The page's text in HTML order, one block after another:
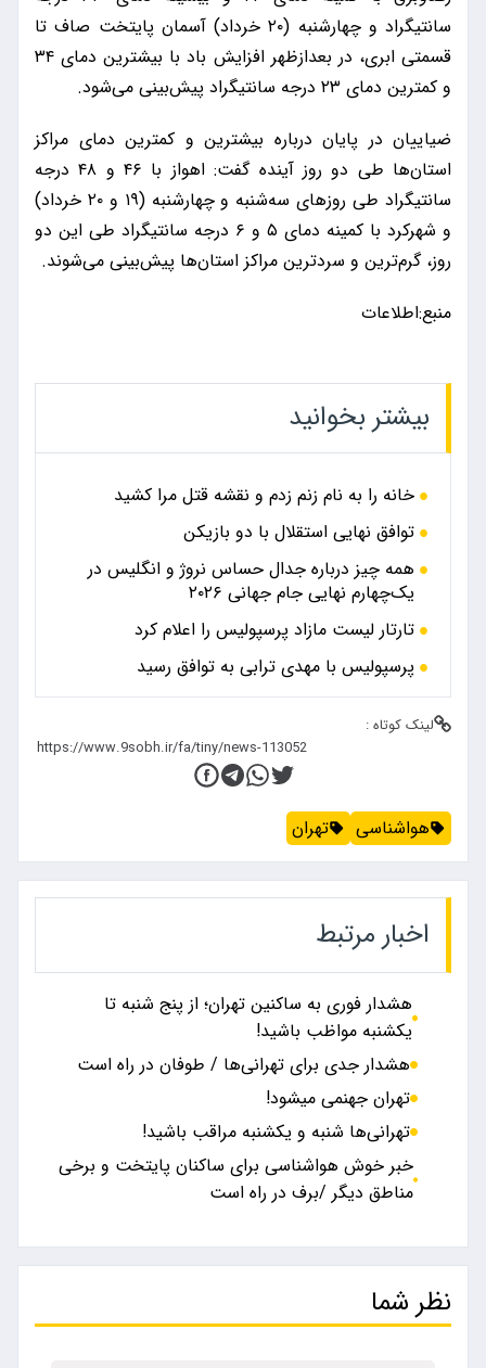
سانتیگراد و چهارشنبه (۲۰ خرداد) آسمان پایتخت صاف تا
قسمتی ابری، در بعدازظهر افزایش باد با بیشترین دمای ۳۴
و کمترین دمای ۲۳ درجه سانتیگراد پیش‌بینی می‌شود.
ضیاییان در پایان درباره بیشترین و کمترین دمای مراکز
استان‌ها طی دو روز آینده گفت: اهواز با ۴۶ و ۴۸ درجه
سانتیگراد طی روزهای سه‌شنبه و چهارشنبه (۱۹ و ۲۰ خرداد)
و شهرکرد با کمینه دمای ۵ و ۶ درجه سانتیگراد طی این دو
روز، گرم‌ترین و سردترین مراکز استان‌ها پیش‌بینی می‌شوند.
منبع:اطلاعات
بیشتر بخوانید
خانه را به نام زنم زدم و نقشه قتل مرا کشید
توافق نهایی استقلال با دو بازیکن
همه چیز درباره جدال حساس نروژ و انگلیس در
یک‌چهارم نهایی جام جهانی ۲۰۲۶
تارتار لیست مازاد پرسپولیس را اعلام کرد
پرسپولیس با مهدی ترابی به توافق رسید
لینک کوتاه :
هواشناسی تهران
اخبار مرتبط
هشدار فوری به ساکنین تهران؛ از پنج شنبه تا
یکشنبه مواظب باشید!
هشدار جدی برای تهرانی‌ها / طوفان در راه است
تهران جهنمی میشود!
تهرانی‌ها شنبه و یکشنبه مراقب باشید!
خبر خوش هواشناسی برای ساکنان پایتخت و برخی
مناطق دیگر /برف در راه است
نظر شما